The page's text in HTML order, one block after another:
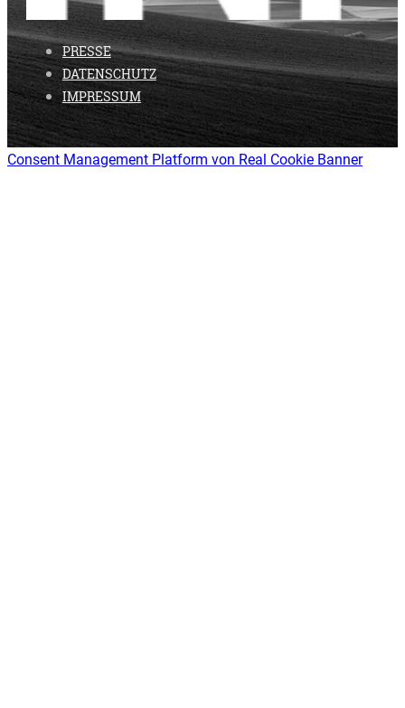
PRESSE
DATENSCHUTZ
IMPRESSUM
Consent Management Platform von Real Cookie Banner